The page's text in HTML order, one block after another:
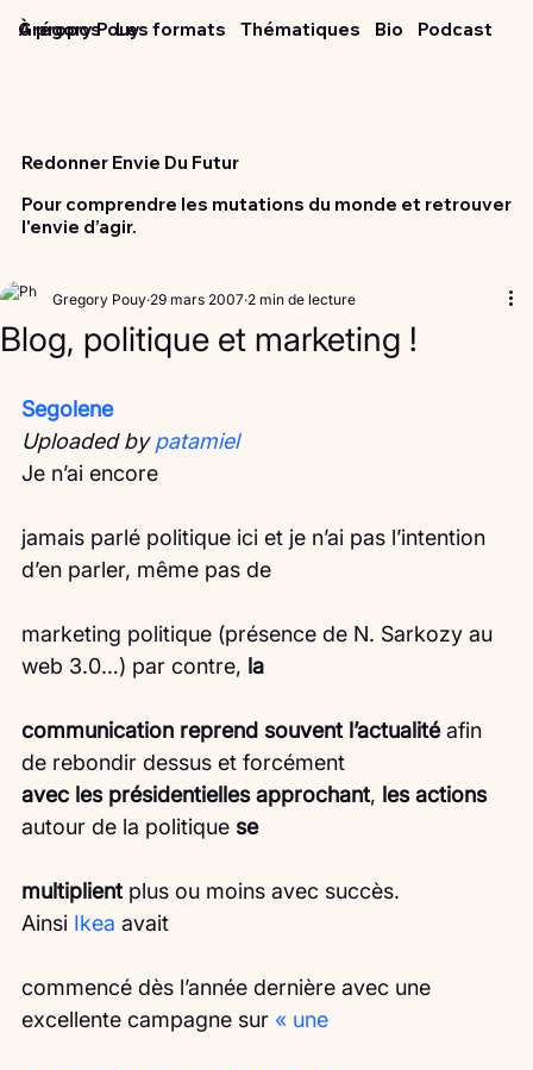
Grégory Pouy
À propos Les formats Thématiques Podcast
Bio
Redonner Envie Du Futur
Pour comprendre les mutations du monde et retrouver
l'envie d’agir.
Blog, politique et marketing !
Gregory Pouy 29 mars 2007 2 min de lecture
Segolene
Uploaded by patamiel
Je n’ai encore
jamais parlé politique ici et je n’ai pas l’intention
d’en parler, même pas de
marketing politique (présence de N. Sarkozy au
web 3.0…) par contre, la
communication reprend souvent l’actualité afin
de rebondir dessus et forcément
avec les présidentielles approchant, les actions
autour de la politique se
multiplient plus ou moins avec succès.
Ainsi Ikea avait
commencé dès l’année dernière avec une
excellente campagne sur « une